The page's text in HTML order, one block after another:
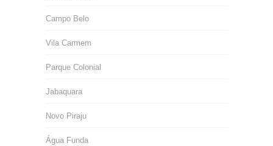
Campo Belo
Vila Carmem
Parque Colonial
Jabaquara
Novo Piraju
Água Funda